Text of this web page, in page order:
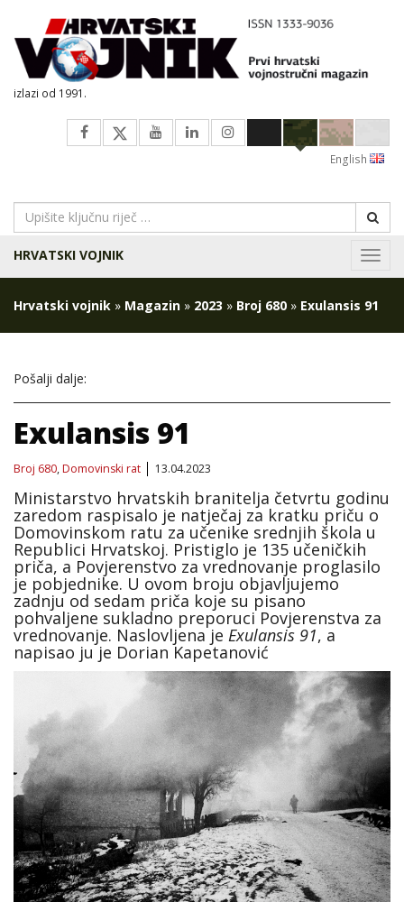
izlazi od 1991.
English
HRVATSKI VOJNIK
Hrvatski vojnik » Magazin » 2023 » Broj 680 » Exulansis 91
Pošalji dalje:
Exulansis 91
Broj 680,Domovinski rat 13.04.2023
Ministarstvo hrvatskih branitelja četvrtu godinu
zaredom raspisalo je natječaj za kratku priču o
Domovinskom ratu za učenike srednjih škola u
Republici Hrvatskoj. Pristiglo je 135 učeničkih
priča, a Povjerenstvo za vrednovanje proglasilo
je pobjednike. U ovom broju objavljujemo
zadnju od sedam priča koje su pisano
pohvaljene sukladno preporuci Povjerenstva za
vrednovanje. Naslovljena je Exulansis 91, a
napisao ju je Dorian Kapetanović